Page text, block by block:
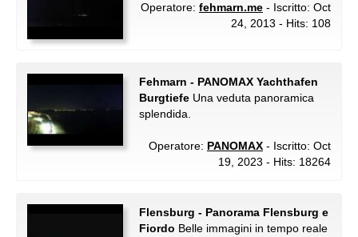
Operatore: fehmarn.me - Iscritto: Oct
24, 2013 - Hits: 108
Fehmarn - PANOMAX Yachthafen
Burgtiefe Una veduta panoramica
splendida.
Operatore: PANOMAX - Iscritto: Oct
19, 2023 - Hits: 18264
Flensburg - Panorama Flensburg e
Fiordo Belle immagini in tempo reale